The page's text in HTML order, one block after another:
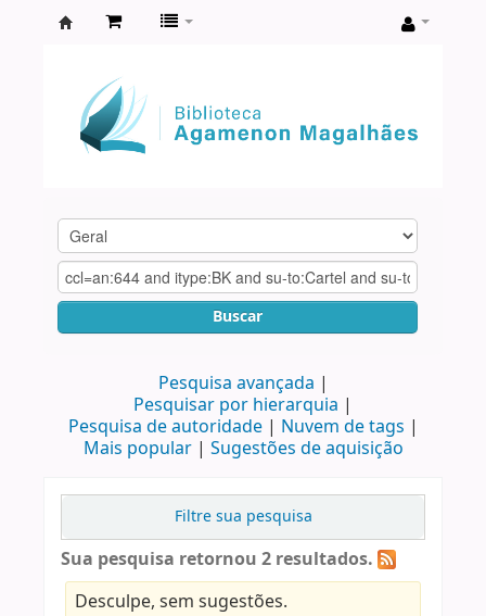
Agamenon
Magalhães
Buscar
Pesquisa avançada
Pesquisar por hierarquia
Pesquisa de autoridade
Nuvem de tags
Mais popular
Sugestões de aquisição
Filtre sua pesquisa
Sua pesquisa retornou 2 resultados.
Desculpe, sem sugestões.